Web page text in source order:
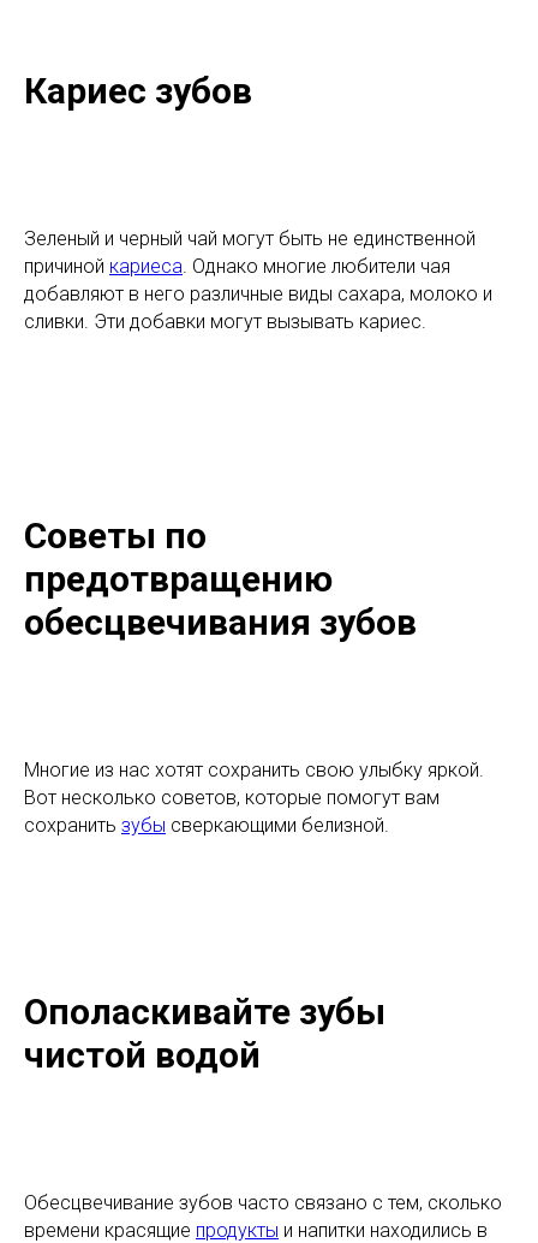
Кариес зубов
Зеленый и черный чай могут быть не единственной
причиной кариеса. Однако многие любители чая
добавляют в него различные виды сахара, молоко и
сливки. Эти добавки могут вызывать кариес.
Советы по
предотвращению
обесцвечивания зубов
Многие из нас хотят сохранить свою улыбку яркой.
Вот несколько советов, которые помогут вам
сохранить зубы сверкающими белизной.
Ополаскивайте зубы
чистой водой
Обесцвечивание зубов часто связано с тем, сколько
времени красящие продукты и напитки находились в